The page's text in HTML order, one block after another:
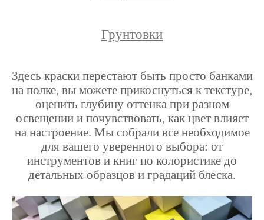
Грунтовки
Здесь краски перестают быть просто банками
на полке, вы можете прикоснуться к текстуре,
оценить глубину оттенка при разном
освещении и почувствовать, как цвет влияет
на настроение. Мы собрали все необходимое
для вашего уверенного выбора: от
инструментов и книг по колористике до
детальных образцов и градаций блеска.